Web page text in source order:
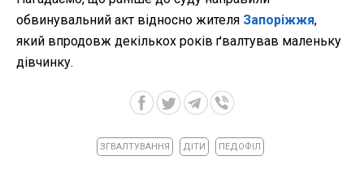
обвинувальний акт відносно жителя Запоріжжя,
який впродовж декількох років ґвалтував маленьку
дівчинку.
ЗГВАЛТУВАННЯ ДІТИ ПЕДОФІЛ